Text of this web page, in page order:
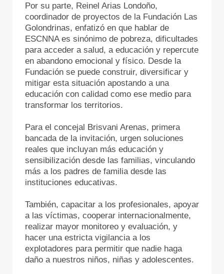
Por su parte, Reinel Arias Londoño,
coordinador de proyectos de la Fundación Las
Golondrinas, enfatizó en que hablar de
ESCNNA es sinónimo de pobreza, dificultades
para acceder a salud, a educación y repercute
en abandono emocional y físico. Desde la
Fundación se puede construir, diversificar y
mitigar esta situación apostando a una
educación con calidad como ese medio para
transformar los territorios.
Para el concejal Brisvani Arenas, primera
bancada de la invitación, urgen soluciones
reales que incluyan más educación y
sensibilización desde las familias, vinculando
más a los padres de familia desde las
instituciones educativas.
También, capacitar a los profesionales, apoyar
a las víctimas, cooperar internacionalmente,
realizar mayor monitoreo y evaluación, y
hacer una estricta vigilancia a los
explotadores para permitir que nadie haga
daño a nuestros niños, niñas y adolescentes.